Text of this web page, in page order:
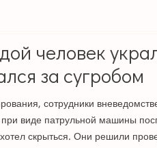
человек
за сугробом
сотрудники
виде патрульной машины
скрыться. Они решили